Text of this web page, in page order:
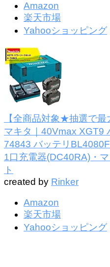
Amazon
楽天市場
Yahooショッピング
【全商品対象★抽選で最
マキタ｜40Vmax XGT9
74843 バッテリ
1口充電器(DC40RA)・
ト
created by Rinker
Amazon
楽天市場
Yahooショッピング